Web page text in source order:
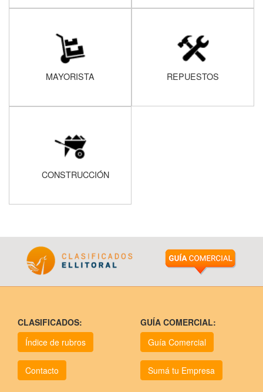
MAYORISTA REPUESTOS
CONSTRUCCIÓN
CLASIFICADOS:
Índice de rubros
Contacto
GUÍA COMERCIAL:
Guía Comercial
Sumá tu Empresa